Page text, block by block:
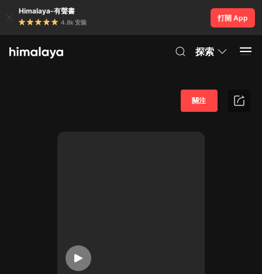
Himalaya-有聲書
4.8k 安裝
打開 App
探索
關注